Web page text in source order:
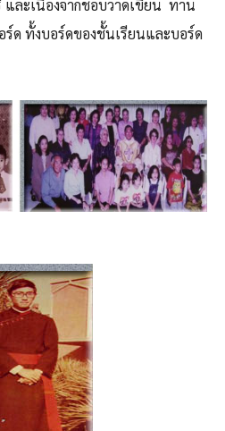
ละเนื่องจากชอบวาดเขียน ท่าน
ด ทั้งบอร์ดของชั้นเรียนและบอร์ด